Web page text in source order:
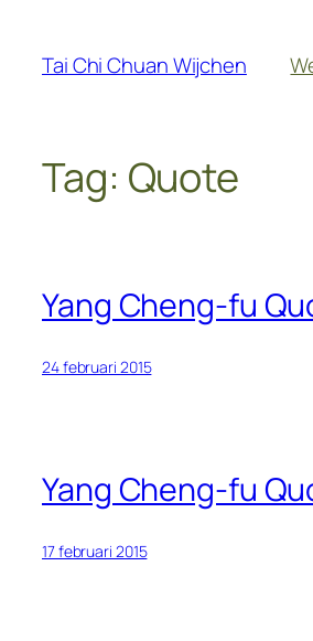
Tai Chi Chuan Wijchen
Tag: Quote
Yang Cheng-fu
24 februari 2015
Yang Cheng-fu
17 februari 2015